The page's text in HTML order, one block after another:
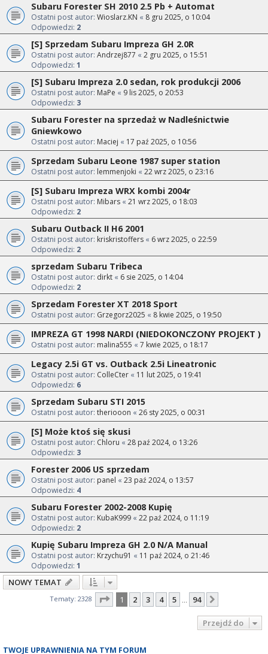
Subaru Forester SH 2010 2.5 Pb + Automat
Ostatni post autor: Wioslarz.KN « 8 gru 2025, o 10:04
Odpowiedzi: 2
[S] Sprzedam Subaru Impreza GH 2.0R
Ostatni post autor: Andrzej877 « 2 gru 2025, o 15:51
Odpowiedzi: 1
[S] Subaru Impreza 2.0 sedan, rok produkcji 2006
Ostatni post autor: MaPe « 9 lis 2025, o 20:53
Odpowiedzi: 3
Subaru Forester na sprzedaż w Nadleśnictwie
Gniewkowo
Ostatni post autor: Maciej « 17 paź 2025, o 10:56
Sprzedam Subaru Leone 1987 super station
Ostatni post autor: lemmenjoki « 22 wrz 2025, o 23:16
[S] Subaru Impreza WRX kombi 2004r
Ostatni post autor: Mibars « 21 wrz 2025, o 18:03
Odpowiedzi: 2
Subaru Outback II H6 2001
Ostatni post autor: kriskristoffers « 6 wrz 2025, o 22:59
Odpowiedzi: 2
sprzedam Subaru Tribeca
Ostatni post autor: dirkt « 6 sie 2025, o 14:04
Odpowiedzi: 2
Sprzedam Forester XT 2018 Sport
Ostatni post autor: Grzegorz2025 « 8 kwie 2025, o 19:50
IMPREZA GT 1998 NARDI (NIEDOKONCZONY PROJEKT )
Ostatni post autor: malina555 « 7 kwie 2025, o 18:17
Legacy 2.5i GT vs. Outback 2.5i Lineatronic
Ostatni post autor: ColleCter « 11 lut 2025, o 19:41
Odpowiedzi: 6
Sprzedam Subaru STI 2015
Ostatni post autor: theriooon « 26 sty 2025, o 00:31
[S] Może ktoś się skusi
Ostatni post autor: Chloru « 28 paź 2024, o 13:26
Odpowiedzi: 3
Forester 2006 US sprzedam
Ostatni post autor: panel « 23 paź 2024, o 13:57
Odpowiedzi: 4
Subaru Forester 2002-2008 Kupię
Ostatni post autor: KubaK999 « 22 paź 2024, o 11:19
Odpowiedzi: 2
Kupię Subaru Impreza GH 2.0 N/A Manual
Ostatni post autor: Krzychu91 « 11 paź 2024, o 21:46
Odpowiedzi: 1
NOWY TEMAT
Tematy: 2328 Strona z94
1 2 3 4 5 94
Przejdź do
TWOJE UPRAWNIENIA NA TYM FORUM